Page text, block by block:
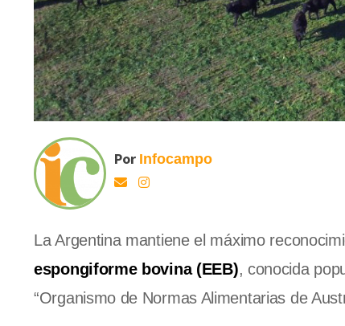
Por Infocampo
La Argentina mantiene el máximo
espongiforme bovina (EEB), conocida
“Organismo de Normas Alimentarias de